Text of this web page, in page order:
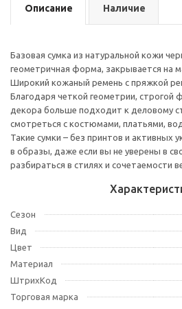
Описание Наличие
Базовая сумка из натуральной кожи
геометричная форма, закрывается на
Широкий кожаный ремень с пряжкой
Благодаря четкой геометрии, строгой
декора больше подходит к деловому
смотреться с костюмами, платьями,
Такие сумки – без принтов и активных
в образы, даже если вы не уверены в
разбираться в стилях и сочетаемости
Сезон
Вид
Цвет
Материал
ШтрихКод
Торговая марка